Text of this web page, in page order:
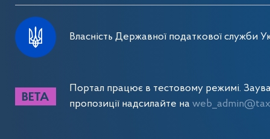
Власність Державної податкової служби
Портал працює в тестовому режимі.
пропозиції надсилайте на